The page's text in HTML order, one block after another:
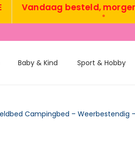
Vandaag besteld, morgen
Baby & Kind Sport & Hobby